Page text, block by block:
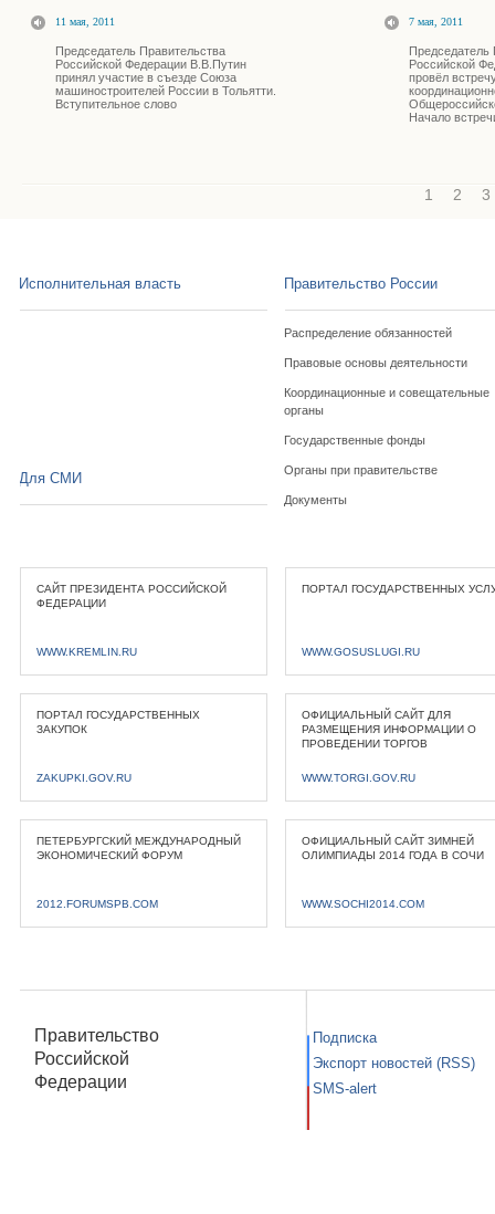
11 мая, 2011
Председатель Правительства
Российской Федерации В.В.Путин
принял участие в съезде Союза
машиностроителей России в Тольятти.
Вступительное слово
7 мая, 2011
Председатель
Российской
провёл
Начало
1 2 3
Исполнительная власть Правительство России
Распределение обязанностей
Правовые основы деятельности
Координационные и совещательные
органы
Государственные фонды
Органы при правительстве
Документы
Для СМИ
САЙТ ПРЕЗИДЕНТА РОССИЙСКОЙ
ФЕДЕРАЦИИ
WWW.KREMLIN.RU
ПОРТАЛ ГОСУДАРСТВЕННЫХ
WWW.GOSUSLUGI.RU
ПОРТАЛ ГОСУДАРСТВЕННЫХ
ЗАКУПОК
ZAKUPKI.GOV.RU
ОФИЦИАЛЬНЫЙ САЙТ ДЛЯ
РАЗМЕЩЕНИЯ ИНФОРМАЦИИ О
ПРОВЕДЕНИИ ТОРГОВ
WWW.TORGI.GOV.RU
ПЕТЕРБУРГСКИЙ МЕЖДУНАРОДНЫЙ
ЭКОНОМИЧЕСКИЙ ФОРУМ
2012.FORUMSPB.COM
ОФИЦИАЛЬНЫЙ САЙТ ЗИМНЕЙ
ОЛИМПИАДЫ 2014 ГОДА В СОЧИ
WWW.SOCHI2014.COM
Правительство
Российской
Федерации
Подписка
Экспорт новостей (RSS)
SMS-alert